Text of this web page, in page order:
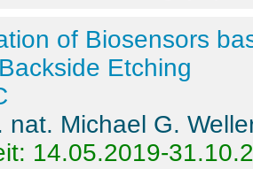
of Biosensors
Etching
nat. Michael G.
14.05.2019-